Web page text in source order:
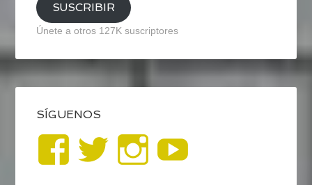
SUSCRIBIR
Únete a otros 127K suscriptores
SÍGUENOS
VerVerVer